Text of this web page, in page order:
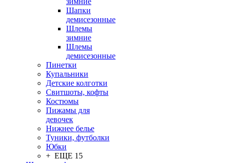
Шапки
демисезонные
Шлемы
зимние
Шлемы
демисезонные
Пинетки
Купальники
Детские колготки
Свитшоты, кофты
Костюмы
Пижамы для
девочек
Нижнее белье
Туники, футболки
Юбки
+ ЕЩЕ 15